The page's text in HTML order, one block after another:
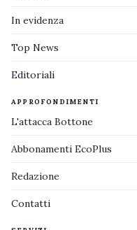
In evidenza
Top News
Editoriali
APPROFONDIMENTI
L'attacca Bottone
Abbonamenti EcoPlus
Redazione
Contatti